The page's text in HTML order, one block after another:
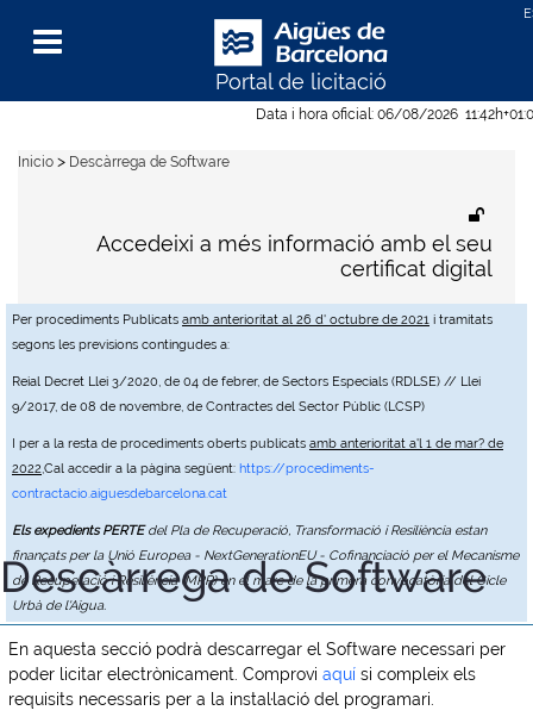
Data i hora oficial: 06/08/2026 11:42h
Per procediments Publicats amb anterioritat al 26 d' octubre de 2021 i tramitats
segons les previsions contingudes a:
Reial Decret Llei 3/2020, de 04 de febrer, de Sectors Especials (RDLSE) // Llei
9/2017, de 08 de novembre, de Contractes del Sector Públic (LCSP)
I per a la resta de procediments oberts publicats amb anterioritat a'l 1 de mar? de
2022,Cal accedir a la pàgina següent: https://procediments-
contractacio.aiguesdebarcelona.cat
Els expedients PERTEdel Pla de Recuperació, Transformació i Resiliència estan
finançats per la Unió Europea - NextGenerationEU - Cofinanciació per el Mecanisme
de Recuperació i Resiliència (MRR) en el marc de la primera convocatòria del Cicle
Urbà de l'Aigua.
Portal de licitació
Menu
Accedeixi a més informació amb el seu
certificat digital
Inicio > Descàrrega de Software
Descàrrega de Software
En aquesta secció podrà descarregar el Software necessari per
poder licitar electrònicament. Comprovi aquí si compleix els
requisits necessaris per a la instal·lació del programari.